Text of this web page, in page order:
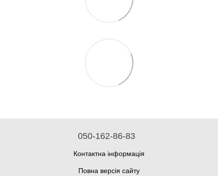
050-162-86-83
Контактна інформація
Повна версія сайту